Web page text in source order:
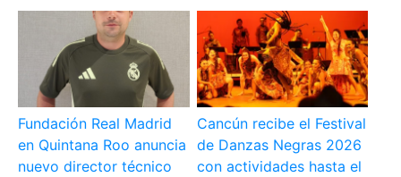
Fundación Real Madrid
en Quintana Roo anuncia
nuevo director técnico
Cancún recibe el Festival
de Danzas Negras 2026
con actividades hasta el